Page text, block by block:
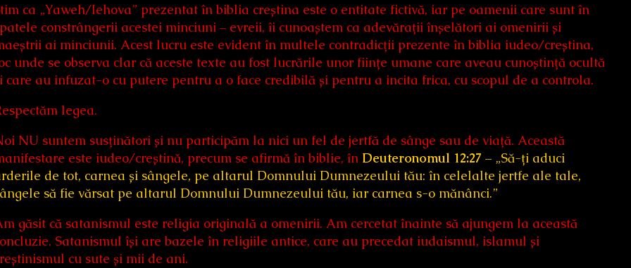
ca „Yaweh/Iehova” prezentat în biblia creștina este o entitate fictivă, iar pe oamenii care sunt în
constrângerii acestei minciuni – evreii, îi cunoaștem ca adevărații înșelători ai omenirii și
ai minciunii. Acest lucru este evident în multele contradicții prezente în biblia iudeo/creștina,
unde se observa clar că aceste texte au fost lucrările unor ființe umane care aveau cunoștință ocultă
care au infuzat-o cu putere pentru a o face credibilă și pentru a incita frica, cu scopul de a controla.
legea.
NU suntem susținători și nu participăm la nici un fel de jertfă de sânge sau de viață. Această
este iudeo/creștină, precum se afirmă în biblie, în Deuteronomul 12:27 – „Să-ți aduci
de tot, carnea și sângele, pe altarul Domnului Dumnezeului tău: în celelalte jertfe ale tale,
să fie vărsat pe altarul Domnului Dumnezeului tău, iar carnea s-o mănânci.”
găsit că satanismul este religia originală a omenirii. Am cercetat înainte să ajungem la această
Satanismul își are bazele în religiile antice, care au precedat iudaismul, islamul și
cu sute și mii de ani.